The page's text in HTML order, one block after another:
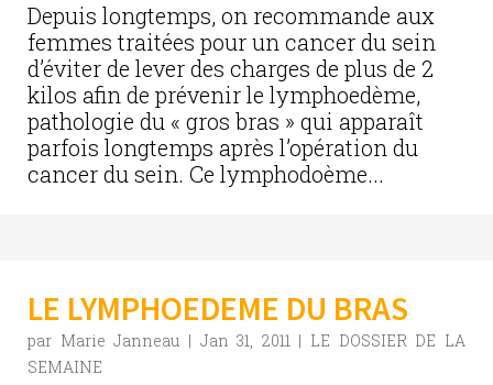
Depuis longtemps, on recommande aux
femmes traitées pour un cancer du sein
d’éviter de lever des charges de plus de 2
kilos afin de prévenir le lymphoedème,
pathologie du « gros bras » qui apparaît
parfois longtemps après l’opération du
cancer du sein. Ce lymphodoème...
LE LYMPHOEDEME DU BRAS
par Marie Janneau | Jan 31, 2011| LE DOSSIER DE LA
SEMAINE